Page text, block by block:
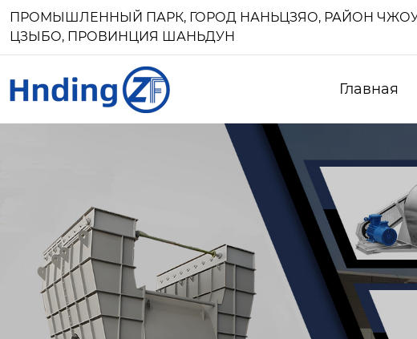
ПРОМЫШЛЕННЫЙ ПАРК, ГОРОД НАНЬЦЗЯО, РАЙОН
ЦЗЫБО, ПРОВИНЦИЯ ШАНЬДУН
Главная